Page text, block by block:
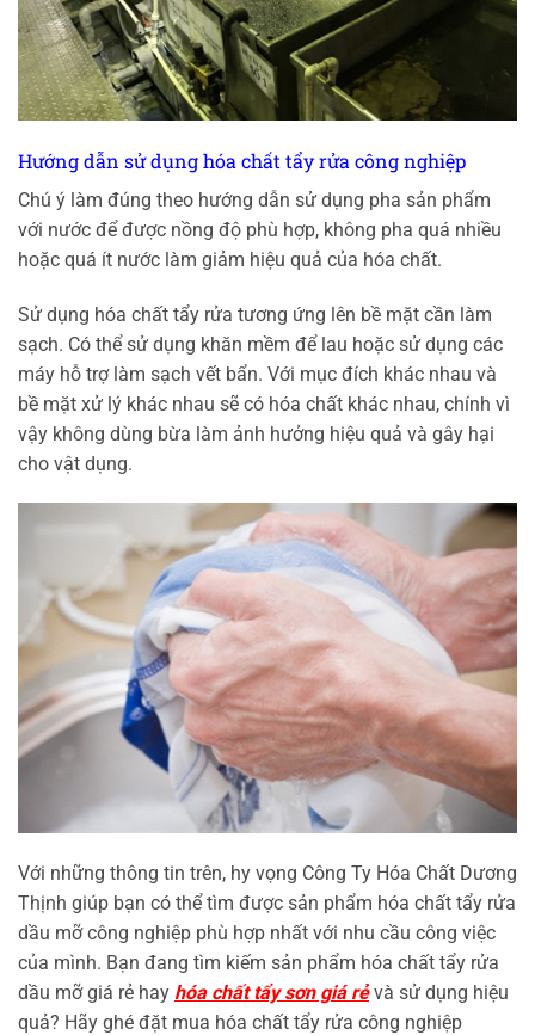
Hướng dẫn sử dụng hóa chất tẩy rửa công nghiệp
Chú ý làm đúng theo hướng dẫn sử dụng pha sản phẩm
với nước để được nồng độ phù hợp, không pha quá nhiều
hoặc quá ít nước làm giảm hiệu quả của hóa chất.
Sử dụng hóa chất tẩy rửa tương ứng lên bề mặt cần làm
sạch. Có thể sử dụng khăn mềm để lau hoặc sử dụng các
máy hỗ trợ làm sạch vết bẩn. Với mục đích khác nhau và
bề mặt xử lý khác nhau sẽ có hóa chất khác nhau, chính vì
vậy không dùng bừa làm ảnh hưởng hiệu quả và gây hại
cho vật dụng.
Với những thông tin trên, hy vọng Công Ty Hóa Chất Dương
Thịnh giúp bạn có thể tìm được sản phẩm hóa chất tẩy rửa
dầu mỡ công nghiệp phù hợp nhất với nhu cầu công việc
của mình. Bạn đang tìm kiếm sản phẩm hóa chất tẩy rửa
dầu mỡ giá rẻ hay hóa chất tẩy sơn giá rẻvà sử dụng hiệu
quả? Hãy ghé đặt mua hóa chất tẩy rửa công nghiệp